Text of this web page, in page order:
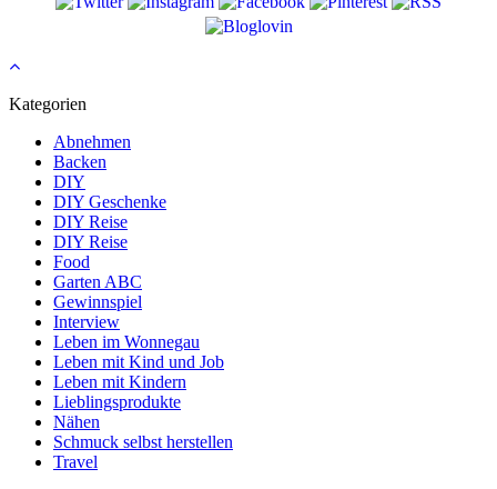
Kategorien
Abnehmen
Backen
DIY
DIY Geschenke
DIY Reise
DIY Reise
Food
Garten ABC
Gewinnspiel
Interview
Leben im Wonnegau
Leben mit Kind und Job
Leben mit Kindern
Lieblingsprodukte
Nähen
Schmuck selbst herstellen
Travel